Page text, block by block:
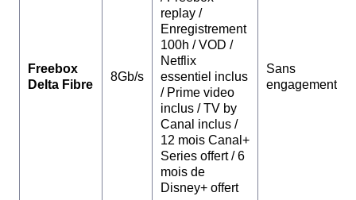
Freebox
Delta Fibre
8Gb/s
replay /
Enregistrement
100h / VOD /
Netflix
essentiel inclus
/ Prime video
inclus / TV by
Canal inclus /
12 mois Canal+
Series offert / 6
mois de
Disney+ offert
Sans
engagement